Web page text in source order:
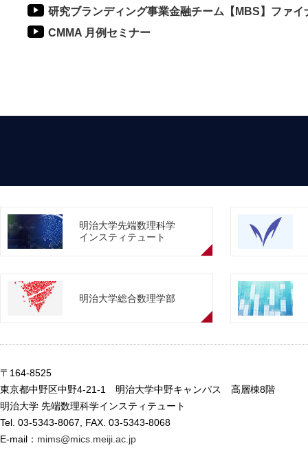
研究ブランディング事業金融チーム【MBS】ファイ
CMMA 月例セミナー
明治大学先端数理科学
インスティテュート
明治大学総合数理学部
〒164-8525
東京都中野区中野4-21-1 明治大学中野キャンパス 高層棟8階
明治大学 先端数理科学インスティテュート
Tel. 03-5343-8067, FAX. 03-5343-8068
E-mail： mims@mics.meiji.ac.jp